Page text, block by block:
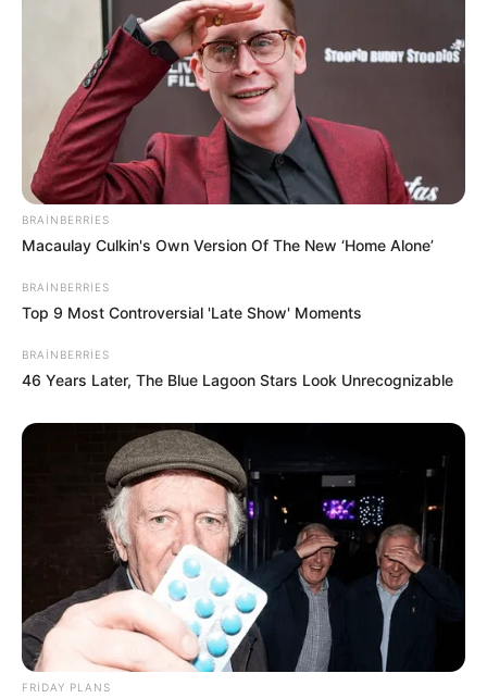
151
əhaliyə müraciət edib
1
BRAINBERRIES
Macaulay Culkin's Own Version Of The New ‘Home Alone’
BRAINBERRIES
Top 9 Most Controversial 'Late Show' Moments
BRAINBERRIES
46 Years Later, The Blue Lagoon Stars Look Unrecognizable
FRIDAY PLANS